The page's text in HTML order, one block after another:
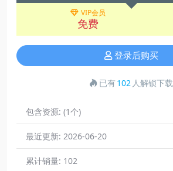
VIP会员
免费
登录后购买
已有102 人解锁下载
包含资源: (1个)
最近更新: 2026-06-20
累计销量: 102